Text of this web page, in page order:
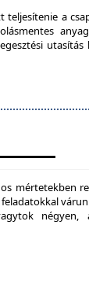
teljesítenie a
utasítás
mértetekben
négyen,